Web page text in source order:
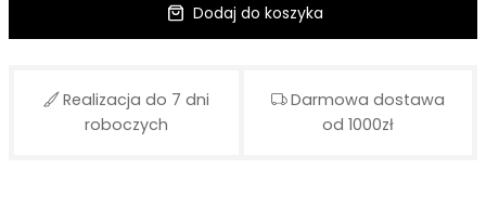
Dodaj do koszyka
Realizacja do 7 dni
roboczych
Darmowa dostawa
od 1000zł